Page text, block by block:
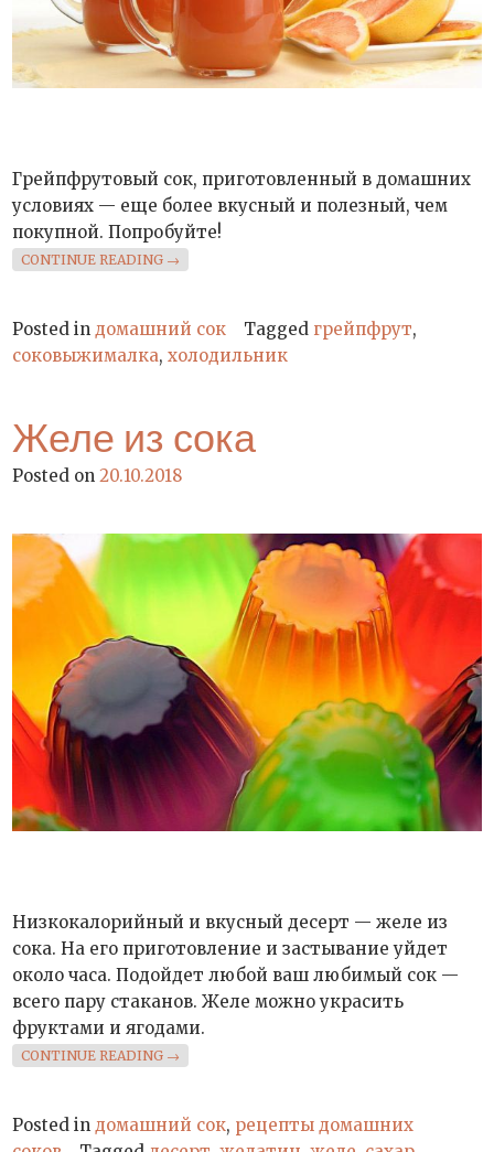
Грейпфрутовый сок, приготовленный в домашних
условиях — еще более вкусный и полезный, чем
покупной. Попробуйте!
CONTINUE READING «ГРЕЙПФРУТОВЫЙ СОК»
→
Posted inдомашний сок Tagged грейпфрут,
соковыжималка,холодильник
Желе из сока
Posted on20.10.2018
Низкокалорийный и вкусный десерт — желе из
сока. На его приготовление и застывание уйдет
около часа. Подойдет любой ваш любимый сок —
всего пару стаканов. Желе можно украсить
фруктами и ягодами.
CONTINUE READING «ЖЕЛЕ ИЗ СОКА»
→
Posted inдомашний сок, рецепты домашних